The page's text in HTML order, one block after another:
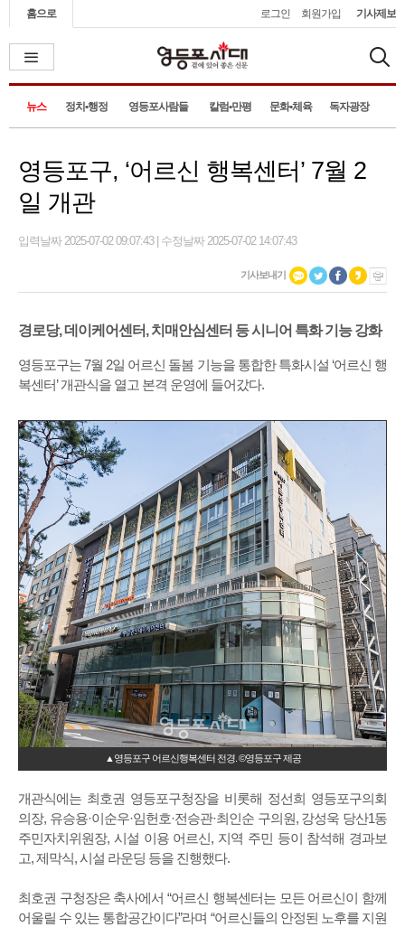
홈으로 로그인 회원가입 기사제보
뉴스 정치•행정 영등포사람들 칼럼•만평 문화•체육 독자광장
영등포구, ‘어르신 행복센터’ 7월 2
일 개관
입력날짜 2025-07-02 09:07:43 | 수정날짜 2025-07-02 14:07:43
기사보내기
경로당, 데이케어센터, 치매안심센터 등 시니어 특화 기능 강화
영등포구는 7월 2일 어르신 돌봄 기능을 통합한 특화시설 ‘어르신 행
복센터’ 개관식을 열고 본격 운영에 들어갔다.
▲영등포구 어르신행복센터 전경. ©영등포구 제공
개관식에는 최호권 영등포구청장을 비롯해 정선희 영등포구의회
의장, 유승용·이순우·임헌호·전승관·최인순 구의원, 강성욱 당산1동
주민자치위원장, 시설 이용 어르신, 지역 주민 등이 참석해 경과보
고, 제막식, 시설 라운딩 등을 진행했다.
최호권 구청장은 축사에서 “어르신 행복센터는 모든 어르신이 함께
어울릴 수 있는 통합공간이다”라며 “어르신들의 안정된 노후를 지원